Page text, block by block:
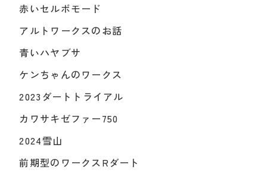
赤いセルボモード
アルトワークスのお話
青いハヤブサ
ケンちゃんのワークス
2023ダートトライアル
カワサキゼファー750
2024雪山
前期型のワークスRダート